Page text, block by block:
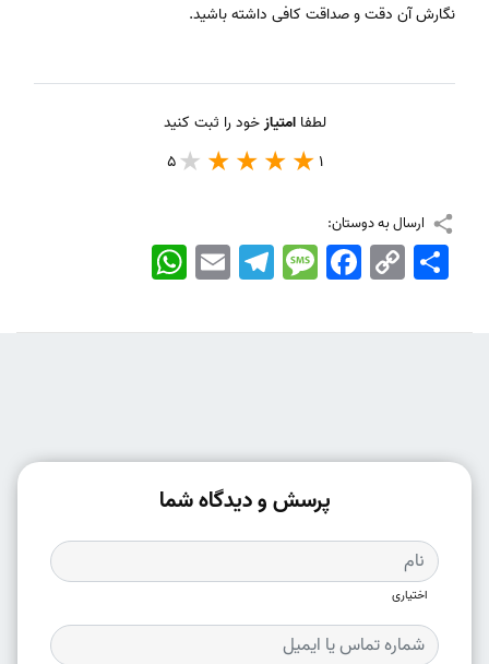
نگارش آن دقت و صداقت کافی داشته باشید.
لطفاامتیازخود را ثبت کنید
1
5
ارسال به دوستان:
WhatsApp EmailTelegramMessageFacebook Copy
Link
اشتراک
پرسش و دیدگاه شما
اختیاری